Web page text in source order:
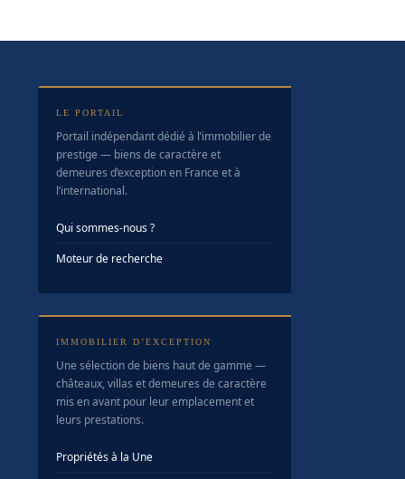
LE PORTAIL
Portail indépendant dédié à l’immobilier de
prestige — biens de caractère et
demeures d’exception en France et à
l’international.
Qui sommes-nous ?
Moteur de recherche
IMMOBILIER D’EXCEPTION
Une sélection de biens haut de gamme —
châteaux, villas et demeures de caractère
mis en avant pour leur emplacement et
leurs prestations.
Propriétés à la Une